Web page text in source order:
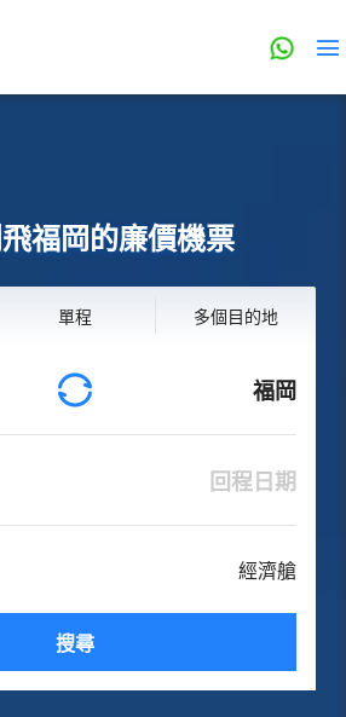
福岡的廉價機票
單程 多個目的地
福岡
回程日期
經濟艙
搜尋